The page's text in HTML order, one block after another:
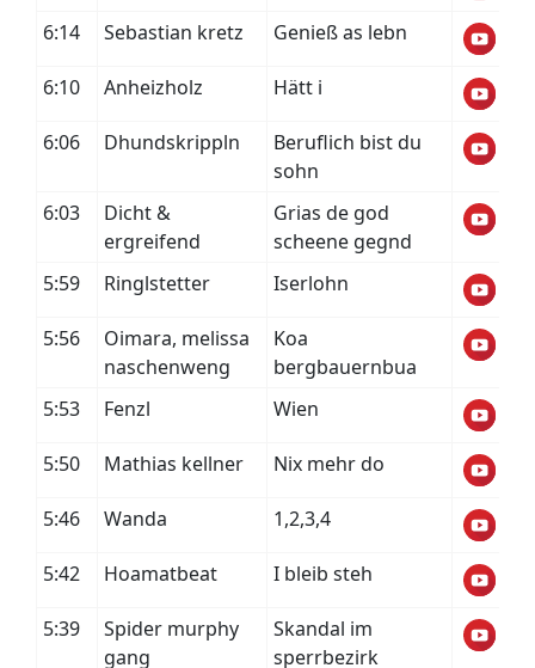
6:14 Sebastian kretz Genieß as lebn
6:10 Anheizholz Hätt i
6:06 Dhundskrippln
Beruflich bist du
sohn
6:03
Dicht &
ergreifend
Grias de god
scheene gegnd
5:59
Ringlstetter Iserlohn
5:56
Oimara, melissa
naschenweng
Koa
bergbauernbua
5:53
Fenzl Wien
5:50 Mathias kellner Nix mehr do
5:46 Wanda 1,2,3,4
5:42 Hoamatbeat I bleib steh
5:39
Spider murphy
gang
Skandal im
sperrbezirk